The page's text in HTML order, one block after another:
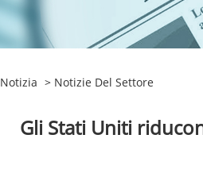
Notizia > Notizie Del Settore
Gli Stati Uniti